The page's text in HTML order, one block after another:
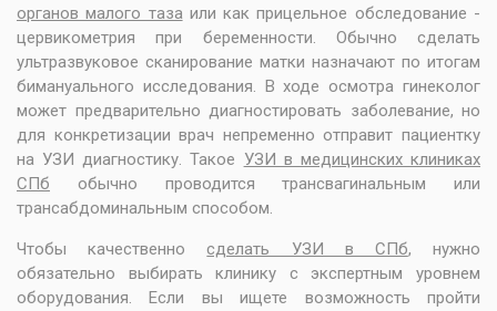
органов малого тазаили как прицельное обследование -
цервикометрия при беременности. Обычно сделать
ультразвуковое сканирование матки назначают по итогам
бимануального исследования. В ходе осмотра гинеколог
может предварительно диагностировать заболевание, но
для конкретизации врач непременно отправит пациентку
на УЗИ диагностику. Такое УЗИ в медицинских клиниках
СПб обычно проводится трансвагинальным или
трансабдоминальным способом.
Чтобы качественносделать УЗИ в СПб, нужно
обязательно выбирать клинику с экспертным уровнем
оборудования. Если вы ищете возможность пройти